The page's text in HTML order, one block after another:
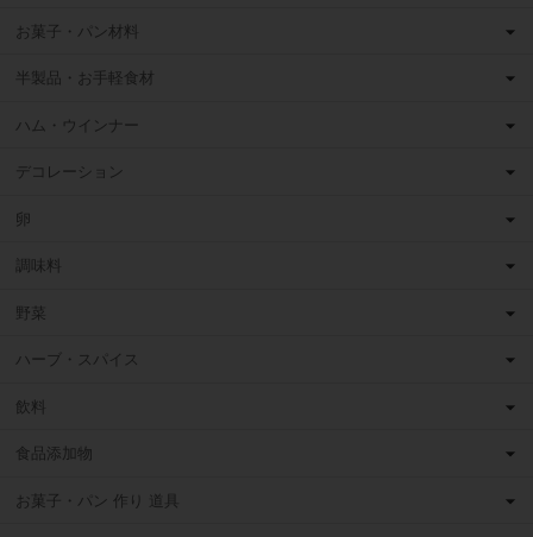
お菓子・パン材料
半製品・お手軽食材
ハム・ウインナー
デコレーション
卵
調味料
野菜
ハーブ・スパイス
飲料
食品添加物
お菓子・パン 作り 道具